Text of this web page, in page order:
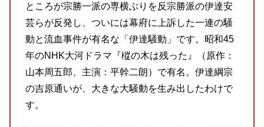
ところが宗勝一派の専横ぶりを反宗勝派の伊達安
芸らが反発し、ついには幕府に上訴した一連の騒
動と流血事件が有名な「伊達騒動」です。昭和45
年のNHK大河ドラマ『樅の木は残った』（原作：
山本周五郎、主演：平幹二朗）で有名。伊達綱宗
の吉原通いが、大きな大騒動を生み出したわけで
す。